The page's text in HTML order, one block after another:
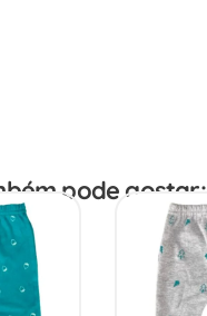
pode gostar: